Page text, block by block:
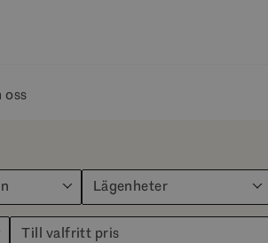
oss
Lägenheter
Till valfritt pris